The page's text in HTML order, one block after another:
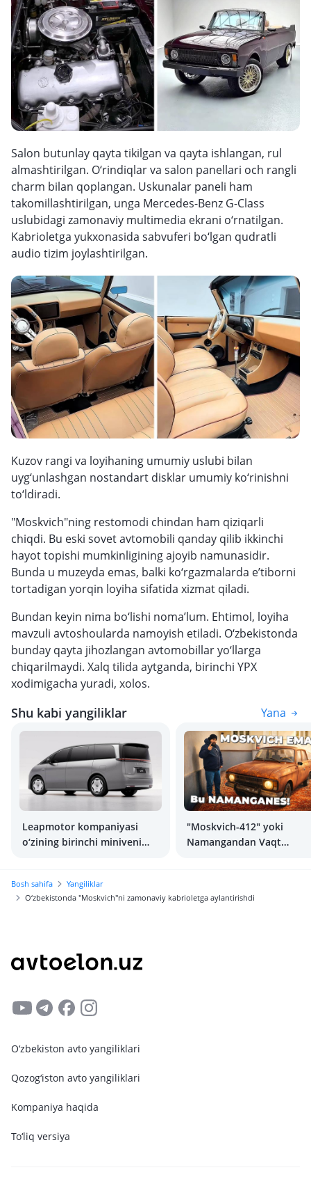
Salon butunlay qayta tikilgan va qayta ishlangan, rul
almashtirilgan. O‘rindiqlar va salon panellari och rangli
charm bilan qoplangan. Uskunalar paneli ham
takomillashtirilgan, unga Mercedes-Benz G-Class
uslubidagi zamonaviy multimedia ekrani o‘rnatilgan.
Kabrioletga yukxonasida sabvuferi bo‘lgan qudratli
audio tizim joylashtirilgan.
Kuzov rangi va loyihaning umumiy uslubi bilan
uyg‘unlashgan nostandart disklar umumiy ko‘rinishni
to‘ldiradi.
"Moskvich"ning restomodi chindan ham qiziqarli
chiqdi. Bu eski sovet avtomobili qanday qilib ikkinchi
hayot topishi mumkinligining ajoyib namunasidir.
Bunda u muzeyda emas, balki ko‘rgazmalarda e’tiborni
tortadigan yorqin loyiha sifatida xizmat qiladi.
Bundan keyin nima bo‘lishi noma’lum. Ehtimol, loyiha
mavzuli avtoshoularda namoyish etiladi. O‘zbekistonda
bunday qayta jihozlangan avtomobillar yo‘llarga
chiqarilmaydi. Xalq tilida aytganda, birinchi YPX
xodimigacha yuradi, xolos.
Shu kabi yangiliklar Yana
Leapmotor kompaniyasi
o‘zining birinchi miniveni
"Moskvich-412" yoki
Namangandan Vaqt
Bosh sahifa
Yangiliklar
O‘zbekistonda "Moskvich"ni zamonaviy kabrioletga aylantirishdi
O‘zbekiston avto yangiliklari
Qozog‘iston avto yangiliklari
Kompaniya haqida
To‘liq versiya